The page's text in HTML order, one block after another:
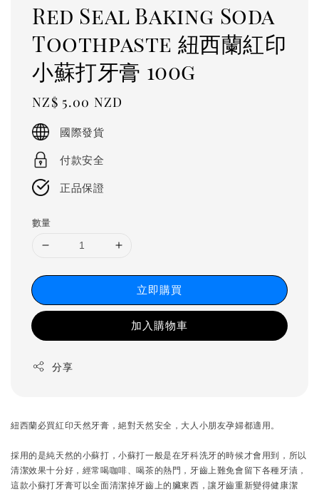
Red Seal Baking Soda
Toothpaste 紐西蘭紅印
小蘇打牙膏 100g
Regular
price
NZ$ 5.00 NZD
國際發貨
付款安全
正品保證
數量
立即購買
加入購物車
分享
紐西蘭必買紅印天然牙膏，絕對天然安全，大人小朋友孕婦都適用。
採用的是純天然的小蘇打，小蘇打一般是在牙科洗牙的時候才會用到，所以
清潔效果十分好，經常喝咖啡、喝茶的熱門，牙齒上難免會留下各種牙漬，
這款小蘇打牙膏可以全面清潔掉牙齒上的臟東西，讓牙齒重新變得健康潔